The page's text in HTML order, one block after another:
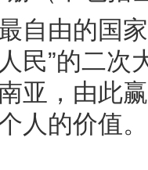
由的国家
民”的二次
亚，由此
人的价值